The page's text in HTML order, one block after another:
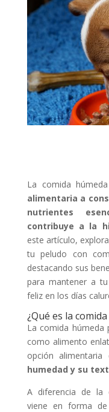
La comida
alimentaria a
nutrientes
contribuye a la
este artículo,
tu peludo con
destacando sus
para mantener a
feliz en los días
¿Qué es la
La comida húmeda
como alimento
opción
humedad y su
A diferencia de la
viene en forma